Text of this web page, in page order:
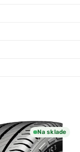
Na sklade